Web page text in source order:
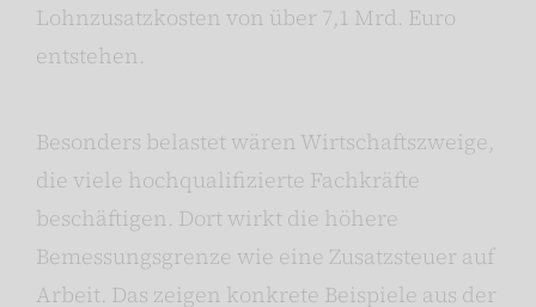
Lohnzusatzkosten von über 7,1 Mrd. Euro
entstehen.
Besonders belastet wären Wirtschaftszweige,
die viele hochqualifizierte Fachkräfte
beschäftigen. Dort wirkt die höhere
Bemessungsgrenze wie eine Zusatzsteuer auf
Arbeit. Das zeigen konkrete Beispiele aus der